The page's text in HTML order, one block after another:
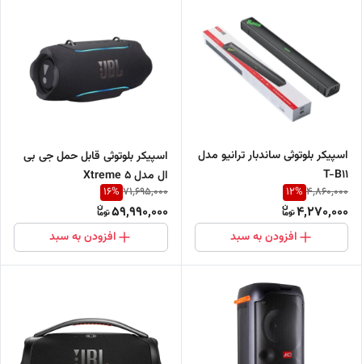
اسپیکر بلوتوثی ساندبار ترانیو مدل
T-B11
4,860,000
12%
4,270,000
افزودن به سبد
اسپیکر بلوتوثی قابل حمل جی بی
ال مدل Xtreme 5
71,695,000
16%
59,990,000
افزودن به سبد